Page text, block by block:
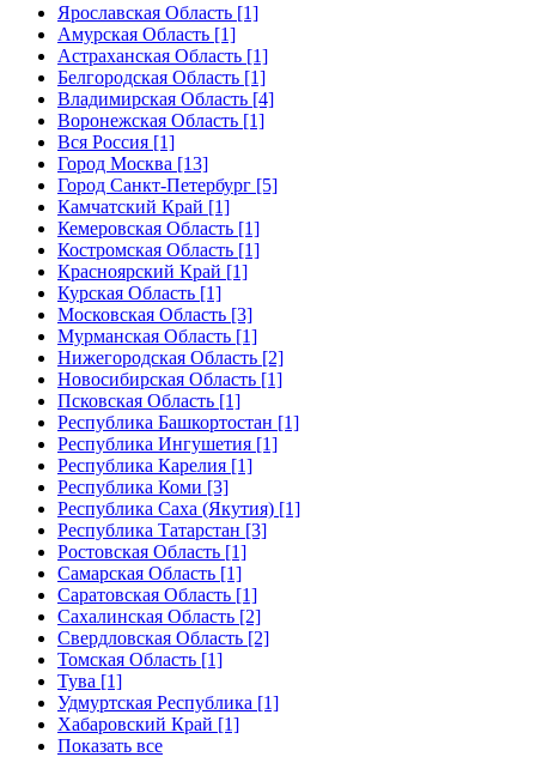
Ярославская Область [1]
Амурская Область [1]
Астраханская Область [1]
Белгородская Область [1]
Владимирская Область [4]
Воронежская Область [1]
Вся Россия [1]
Город Москва [13]
Город Санкт-Петербург [5]
Камчатский Край [1]
Кемеровская Область [1]
Костромская Область [1]
Красноярский Край [1]
Курская Область [1]
Московская Область [3]
Мурманская Область [1]
Нижегородская Область [2]
Новосибирская Область [1]
Псковская Область [1]
Республика Башкортостан [1]
Республика Ингушетия [1]
Республика Карелия [1]
Республика Коми [3]
Республика Саха (Якутия) [1]
Республика Татарстан [3]
Ростовская Область [1]
Самарская Область [1]
Саратовская Область [1]
Сахалинская Область [2]
Свердловская Область [2]
Томская Область [1]
Тува [1]
Удмуртская Республика [1]
Хабаровский Край [1]
Показать все